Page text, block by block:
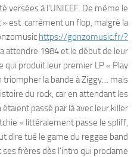
versées à l’UNICEF. De même le
est carrément un flop, malgrè la
https://gonzomusic.fr/?
attendre 1984 et le début de leur
qui produit leur premier LP « Play
la bande à Ziggy… mais
du rock, car en attendant les
passé par là avec leur killer
» littéralement passe le spliff,
dire tué le game du reggae band
ses frères dès l’intro qui proclame